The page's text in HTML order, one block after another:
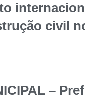
civil
–